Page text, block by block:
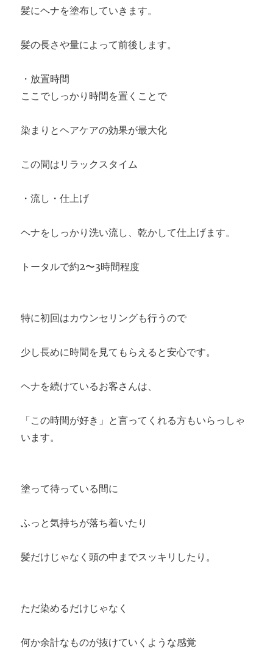
髪にヘナを塗布していきます。
髪の長さや量によって前後します。
・放置時間
ここでしっかり時間を置くことで
染まりとヘアケアの効果が最大化
この間はリラックスタイム
・流し・仕上げ
ヘナをしっかり洗い流し、乾かして仕上げます。
トータルで約2〜3時間程度
特に初回はカウンセリングも行うので
少し長めに時間を見てもらえると安心です。
ヘナを続けているお客さんは、
「この時間が好き」と言ってくれる方もいらっしゃ
います。
塗って待っている間に
ふっと気持ちが落ち着いたり
髪だけじゃなく頭の中までスッキリしたり。
ただ染めるだけじゃなく
何か余計なものが抜けていくような感覚